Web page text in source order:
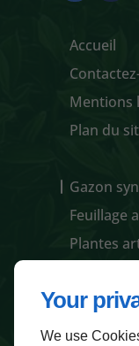
Your
We use
Accueil
Mentions
Plan du
Gazon
Feuillage
Plantes